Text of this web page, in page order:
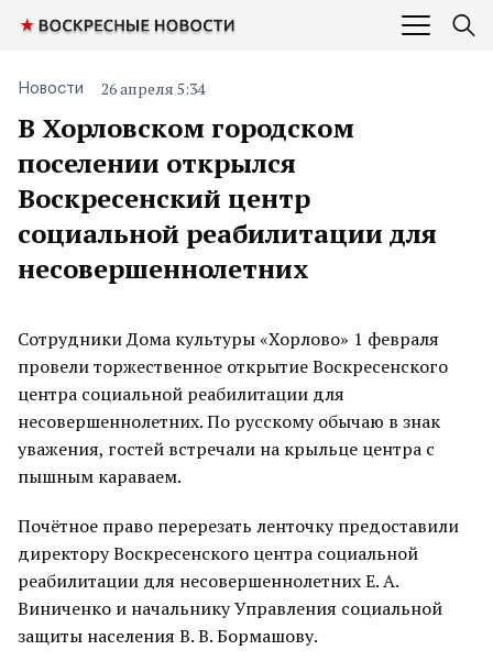
В Хорловском городском
поселении открылся
Воскресенский центр
социальной реабилитации для
несовершеннолетних
Новости 26 апреля 5:34
Сотрудники Дома культуры «Хорлово» 1 февраля
провели торжественное открытие Воскресенского
центра социальной реабилитации для
несовершеннолетних. По русскому обычаю в знак
уважения, гостей встречали на крыльце центра с
пышным караваем.
Почётное право перерезать ленточку предоставили
директору Воскресенского центра социальной
реабилитации для несовершеннолетних Е. А.
Виниченко и начальнику Управления социальной
защиты населения В. В. Бормашову.